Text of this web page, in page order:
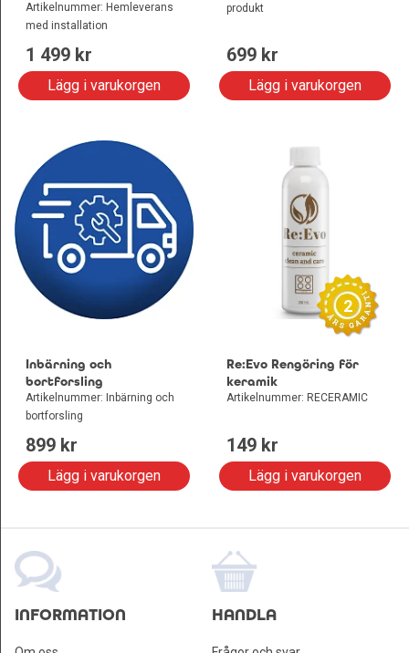
Artikelnummer: Hemleverans
med installation
1 499 kr
Lägg i varukorgen
produkt
699 kr
Lägg i varukorgen
Inbärning och
bortforsling
Artikelnummer: Inbärning och
bortforsling
899 kr
Lägg i varukorgen
2
Re:Evo Rengöring för
keramik
Artikelnummer: RECERAMIC
149 kr
Lägg i varukorgen
INFORMATION HANDLA